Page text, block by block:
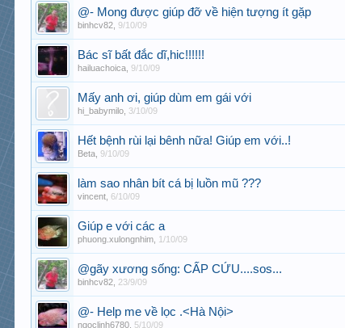
@- Mong được giúp đỡ về hiện tượng ít gặp
binhcv82 ,9/10/09
Bác sĩ bất đắc dĩ,hic!!!!!!
hailuachoica ,9/10/09
Mấy anh ơi, giúp dùm em gái với
hi_babymilo 3/10/09
Hết bệnh rùi lại bênh nữa! Giúp em với..!
Beta ,9/10/09
làm sao nhân bít cá bị luồn mũ ???
vincent 6/10/09
Giúp e với các a
phuong.xulongnhim 1/10/09
@gãy xương sống: CẤP CỨU....sos...
binhcv82 23/9/09
@- Help me về lọc .<Hà Nội>
ngoclinh6780 5/10/09